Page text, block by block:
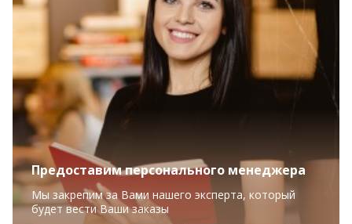
Предоставим персонального менеджера
Мы закрепим за Вами нашего эксперта, который
будет вести Ваши заказы